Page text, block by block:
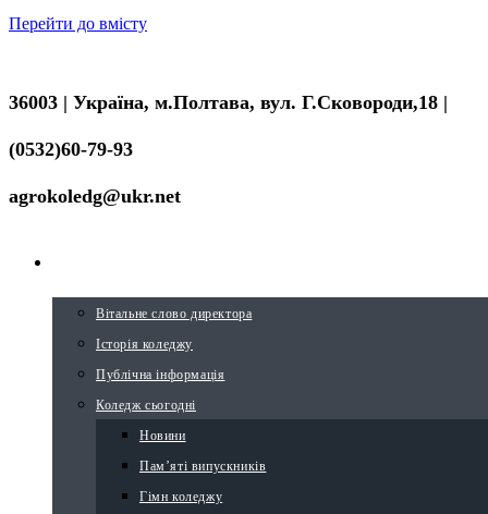
Перейти до вмісту
36003 | Україна, м.Полтава, вул. Г.Сковороди,18 |
(0532)60-79-93
agrokoledg@ukr.net
Вітальне слово директора
Історія коледжу
Публічна інформація
Коледж сьогодні
Новини
Пам’яті випускників
Гімн коледжу